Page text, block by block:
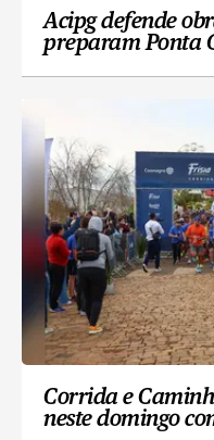
Acipg defende
preparam Ponta
Corrida e
neste domingo